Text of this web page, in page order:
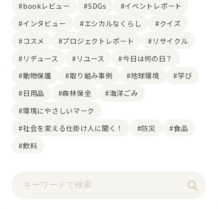
#bookレビュー #SDGs
#イベントレポート
#インタビュー
#エシカルなくらし
#クイズ
#コスメ
#プロジェクトレポート
#リサイクル
#リデュース
#リユース
#今日は何の日？
#動物保護
#取り組み事例 #地球環境
#学び
#日用品
#森林保全
#海洋ごみ
#環境にやさしいマーク
#社会を変える仕掛け人に聞く！
#防災
#食品
#飲料